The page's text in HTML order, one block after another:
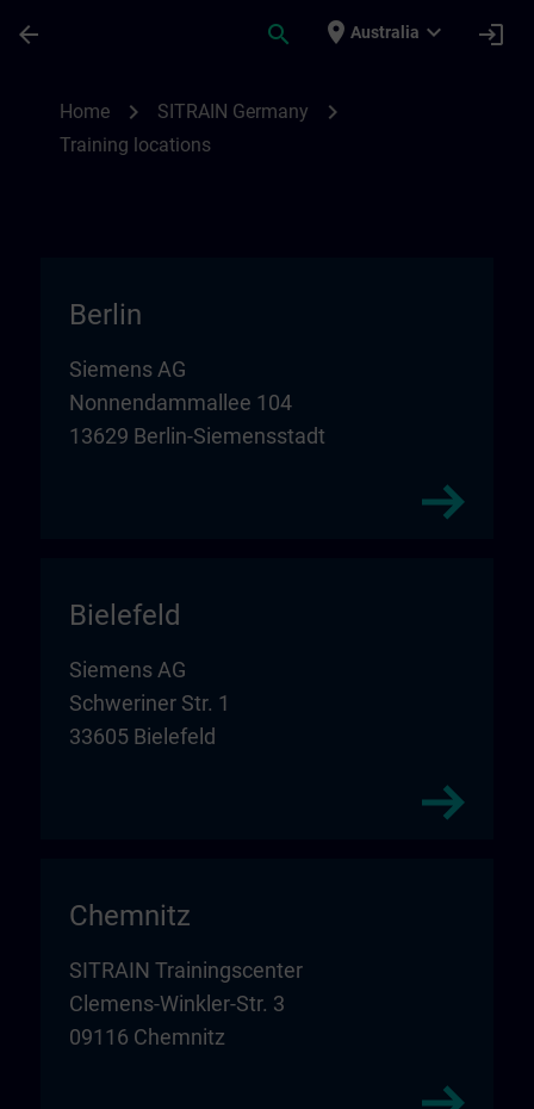
arrow_back search place Australia expand_more login
Home chevron_right SITRAIN Germany chevron_right
Training locations
Berlin
Siemens AG
Nonnendammallee 104
13629 Berlin-Siemensstadt
Bielefeld
Siemens AG
Schweriner Str. 1
33605 Bielefeld
Chemnitz
SITRAIN Trainingscenter
Clemens-Winkler-Str. 3
09116 Chemnitz